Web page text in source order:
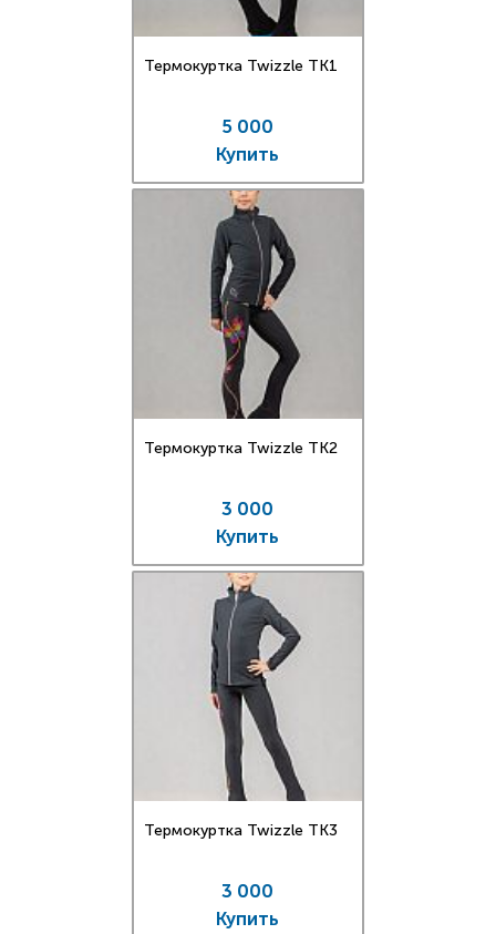
Термокуртка Twizzle TK1
5 000
Купить
Термокуртка Twizzle TK2
3 000
Купить
Термокуртка Twizzle TK3
3 000
Купить